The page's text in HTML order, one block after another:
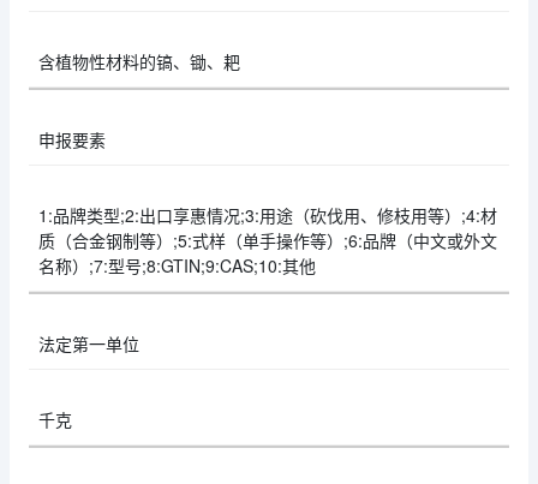
含植物性材料的镐、锄、耙
申报要素
1:品牌类型;2:出口享惠情况;3:用途（砍伐用、修枝用等）;4:材
质（合金钢制等）;5:式样（单手操作等）;6:品牌（中文或外文
名称）;7:型号;8:GTIN;9:CAS;10:其他
法定第一单位
千克